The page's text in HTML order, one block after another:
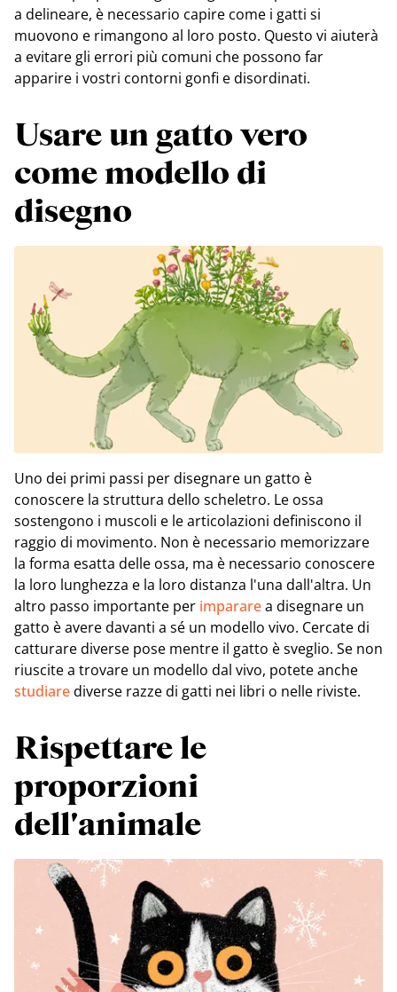
a delineare, è necessario capire come i gatti si
muovono e rimangono al loro posto. Questo vi aiuterà
a evitare gli errori più comuni che possono far
apparire i vostri contorni gonfi e disordinati.
Usare un gatto vero
come modello di
disegno
Uno dei primi passi per disegnare un gatto è
conoscere la struttura dello scheletro. Le ossa
sostengono i muscoli e le articolazioni definiscono il
raggio di movimento. Non è necessario memorizzare
la forma esatta delle ossa, ma è necessario conoscere
la loro lunghezza e la loro distanza l'una dall'altra. Un
altro passo importante per impararea disegnare un
gatto è avere davanti a sé un modello vivo. Cercate di
catturare diverse pose mentre il gatto è sveglio. Se non
riuscite a trovare un modello dal vivo, potete anche
studiarediverse razze di gatti nei libri o nelle riviste.
Rispettare le
proporzioni
dell'animale